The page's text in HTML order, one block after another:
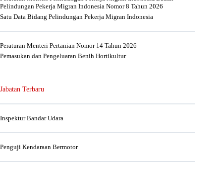
Pelindungan Pekerja Migran Indonesia Nomor 8 Tahun 2026
Satu Data Bidang Pelindungan Pekerja Migran Indonesia
Peraturan Menteri Pertanian Nomor 14 Tahun 2026
Pemasukan dan Pengeluaran Benih Hortikultur
Jabatan Terbaru
Inspektur Bandar Udara
Penguji Kendaraan Bermotor